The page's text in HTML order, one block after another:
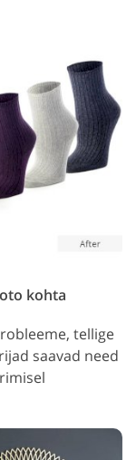
kohta
tellige
saavad need